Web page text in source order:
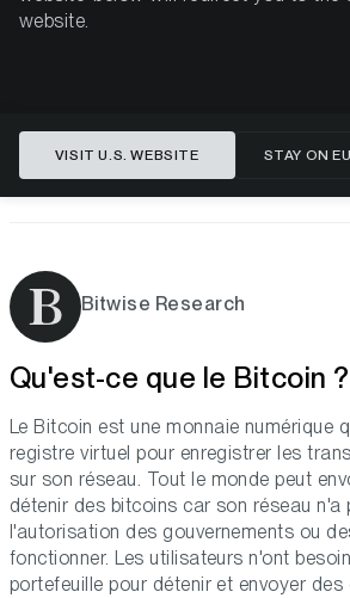
Bitwise Research
Qu'est-ce que le Bitcoin ?
Le Bitcoin est une monnaie numérique
registre virtuel pour enregistrer les
sur son réseau. Tout le monde peut
détenir des bitcoins car son réseau n'a
l'autorisation des gouvernements ou
fonctionner. Les utilisateurs n'ont
portefeuille pour détenir et envoyer
website.
VISIT U.S. WEBSITE STAY ON